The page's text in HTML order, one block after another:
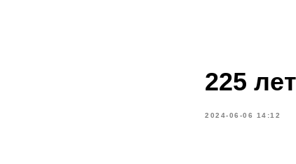
225
2024-06-06 14:12